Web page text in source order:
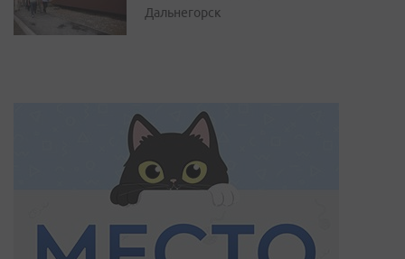
Дальнегорск